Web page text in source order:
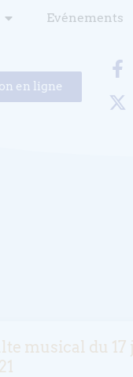
Evénements
en ligne
musical du 17